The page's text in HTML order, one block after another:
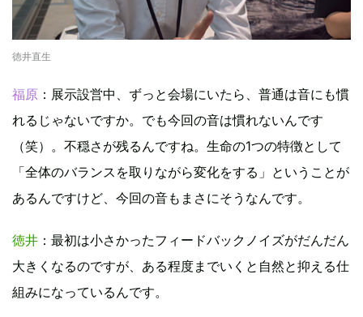
徳井直生
福原 ：展示設営中、ずっと会場にいたら、普通は音にも慣
れるじゃないですか。でも今回の音は慣れないんです
（笑）。不穏さが残るんですね。生命の1つの特徴として
「全体のバランスを取りながら変化をする」ということが
あるんですけど、今回の音もまさにそうなんです。
徳井 ：最初は小さかったフィードバックノイズがだんだん
大きくなるのですが、ある程度までいくと自然と抑える仕
組みになっているんです。